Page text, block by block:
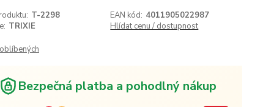
T-2298 EAN kód: 4011905022987
TRIXIE Hlídat cenu / dostupnost
Bezpečná platba a pohodlný nákup